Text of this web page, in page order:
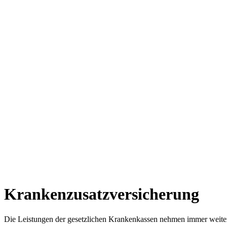
Krankenzusatzversicherung
Die Leistungen der gesetzlichen Krankenkassen nehmen immer